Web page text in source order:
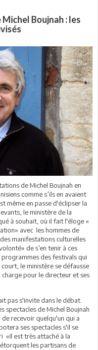
Boujnah : les
de Michel Boujnah en
comme s’ils en avaient
même en passe d'éclipser la
le ministère de la
à souhait, où il fait l'éloge «
avec les hommes de
manifestations culturelles
de s’en tenir à ces
des festivals qui
le ministère se défausse
pour le directeur et ses
pas s'invite dans le débat.
spectacles de Michel Boujnah
recevoir quelqu'un qui a
ses spectacles s'il se
«Il est très attaché à la
les partisans de